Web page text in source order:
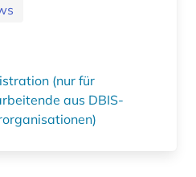
(nur für
aus DBIS-